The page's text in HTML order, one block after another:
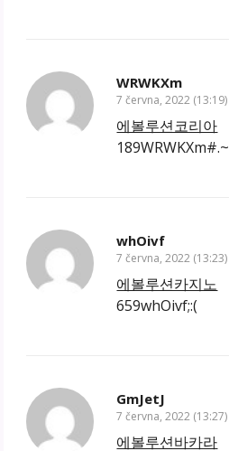
WRWKXm
7 června, 2022 (13:19)
에볼루션코리아
189WRWKXm#.~
whOivf
7 června, 2022 (13:23)
에볼루션카지노
659whOivf;:(
GmJetJ
7 června, 2022 (13:27)
에볼루션바카라